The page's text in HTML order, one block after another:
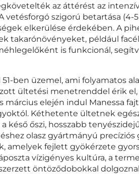
az áttérést az
szigorú betartása (4-5
elkerülése érdekében. A
takarónövényeket, például
is funkcionál,
ben üzemel, ami folyamatos
ültetési menetrenddel érik el,
március elején indul Manessa
Kéthetente ültetnek
késő őszi, hosszabb
olasz gyártmányú precíziós
amelyek fejlett gyökérzete
vízigényes kultúra, a
öntöződobokkal